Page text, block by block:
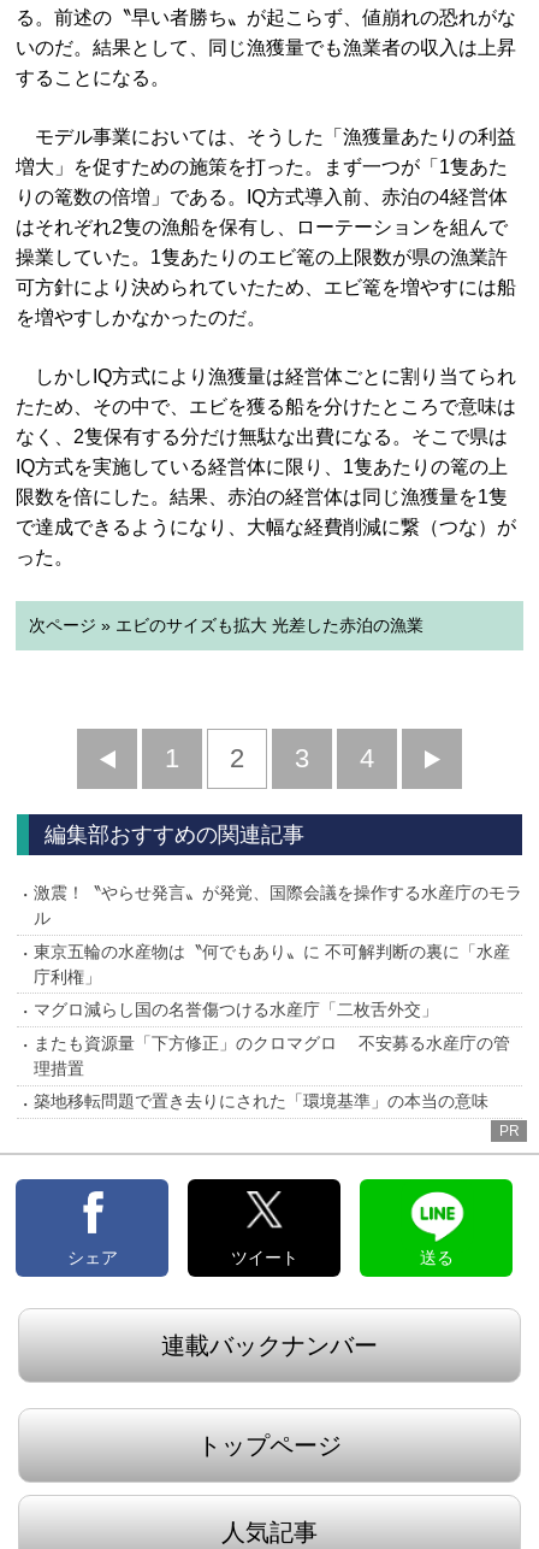
る。前述の〝早い者勝ち〟が起こらず、値崩れの恐れがな
いのだ。結果として、同じ漁獲量でも漁業者の収入は上昇
することになる。
モデル事業においては、そうした「漁獲量あたりの利益
増大」を促すための施策を打った。まず一つが「1隻あた
りの篭数の倍増」である。IQ方式導入前、赤泊の4経営体
はそれぞれ2隻の漁船を保有し、ローテーションを組んで
操業していた。1隻あたりのエビ篭の上限数が県の漁業許
可方針により決められていたため、エビ篭を増やすには船
を増やすしかなかったのだ。
しかしIQ方式により漁獲量は経営体ごとに割り当てられ
たため、その中で、エビを獲る船を分けたところで意味は
なく、2隻保有する分だけ無駄な出費になる。そこで県は
IQ方式を実施している経営体に限り、1隻あたりの篭の上
限数を倍にした。結果、赤泊の経営体は同じ漁獲量を1隻
で達成できるようになり、大幅な経費削減に繋（つな）が
った。
次ページ » エビのサイズも拡大 光差した赤泊の漁業
前
へ
1 2 3 4
へ
編集部おすすめの関連記事
激震！〝やらせ発言〟が発覚、国際会議を操作する水産庁のモラ
ル
東京五輪の水産物は〝何でもあり〟に 不可解判断の裏に「水産
庁利権」
マグロ減らし国の名誉傷つける水産庁「二枚舌外交」
またも資源量「下方修正」のクロマグロ 不安募る水産庁の管
理措置
築地移転問題で置き去りにされた「環境基準」の本当の意味
PR
シェア ツイート 送る
連載バックナンバー
トップページ
人気記事